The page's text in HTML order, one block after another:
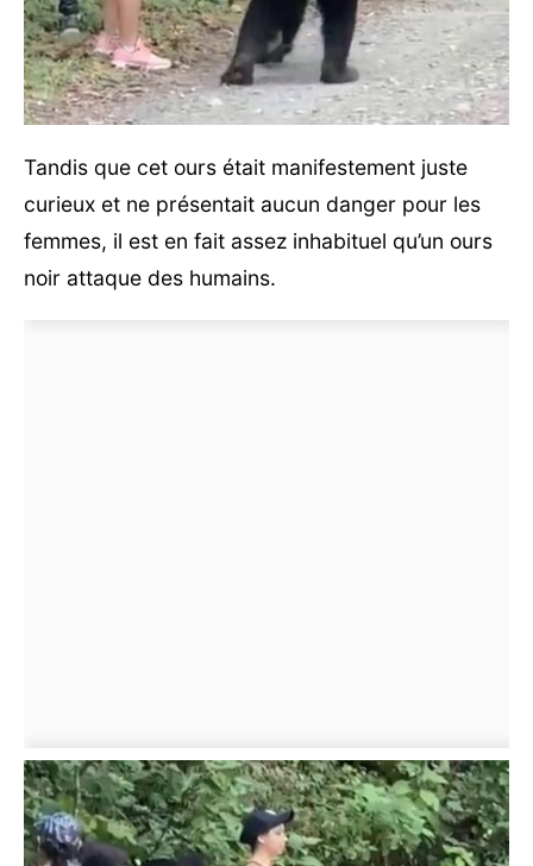
Tandis que cet ours était manifestement juste
curieux et ne présentait aucun danger pour les
femmes, il est en fait assez inhabituel qu’un ours
noir attaque des humains.